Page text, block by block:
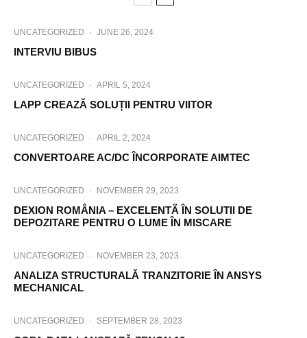
UNCATEGORIZED · JUNE 26, 2024
INTERVIU BIBUS
UNCATEGORIZED · APRIL 5, 2024
LAPP CREAZĂ SOLUȚII PENTRU VIITOR
UNCATEGORIZED · APRIL 2, 2024
CONVERTOARE AC/DC ÎNCORPORATE AIMTEC
UNCATEGORIZED · NOVEMBER 29, 2023
DEXION ROMÂNIA – EXCELENTÃ ÎN SOLUTII DE
DEPOZITARE PENTRU O LUME ÎN MISCARE
UNCATEGORIZED · NOVEMBER 23, 2023
ANALIZA STRUCTURALĂ TRANZITORIE ÎN ANSYS
MECHANICAL
UNCATEGORIZED · SEPTEMBER 28, 2023